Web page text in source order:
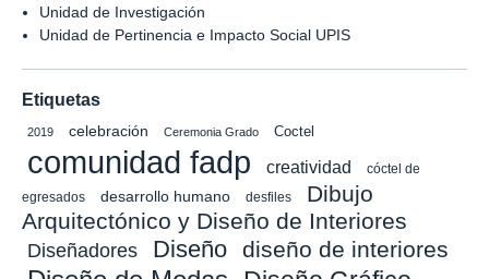
Unidad de Investigación
Unidad de Pertinencia e Impacto Social UPIS
Etiquetas
2019 celebración Ceremonia Grado Coctel
comunidad fadp creatividad
cóctel de
egresados
desarrollo humano desfiles
Dibujo
Arquitectónico y Diseño de Interiores
Diseñadores Diseño diseño de interiores